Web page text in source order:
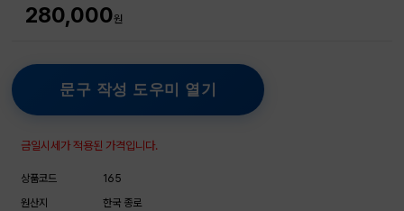
280,000원
문구 작성 도우미 열기
금일시세가 적용된 가격입니다.
상품코드
165
원산지
한국 종로